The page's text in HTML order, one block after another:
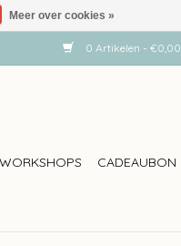
0 Artikelen - €0,00
WORKSHOPS CADEAUBON
Meer over cookies »